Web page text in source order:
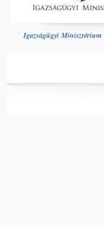
Igazságügyi Minisztérium